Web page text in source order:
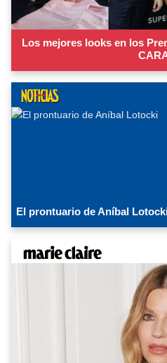
Los mejores looks en los
El prontuario de Aníbal